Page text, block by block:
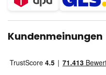
Kundenmeinungen